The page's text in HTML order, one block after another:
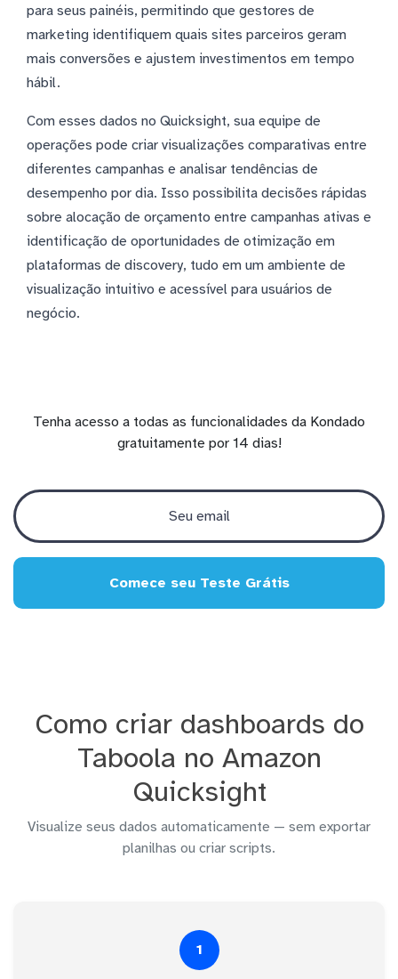
para seus painéis, permitindo que gestores de
marketing identifiquem quais sites parceiros geram
mais conversões e ajustem investimentos em tempo
hábil.
Com esses dados no Quicksight, sua equipe de
operações pode criar visualizações comparativas entre
diferentes campanhas e analisar tendências de
desempenho por dia. Isso possibilita decisões rápidas
sobre alocação de orçamento entre campanhas ativas e
identificação de oportunidades de otimização em
plataformas de discovery, tudo em um ambiente de
visualização intuitivo e acessível para usuários de
negócio.
Tenha acesso a todas as funcionalidades da Kondado
gratuitamente por 14 dias!
Comece seu Teste Grátis
Como criar dashboards do
Taboola no Amazon
Quicksight
Visualize seus dados automaticamente — sem exportar
planilhas ou criar scripts.
1